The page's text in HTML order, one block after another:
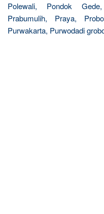
Polewali, Pondok
Prabumulih, Praya,
Purwakarta, Purwodadi